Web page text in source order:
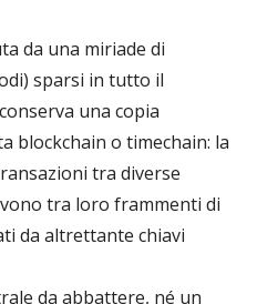
da una miriade di
sparsi in tutto il
una copia
blockchain o timechain: la
tra diverse
tra loro frammenti di
da altrettante chiavi
da abbattere, né un